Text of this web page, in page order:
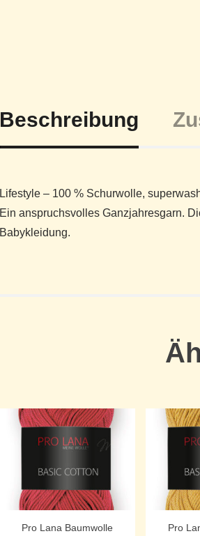
Beschreibung
Lifestyle – 100 % Schurwolle,
Ein anspruchsvolles Ganzjahresgarn.
Babykleidung.
Pro Lana Baumwolle
Pro